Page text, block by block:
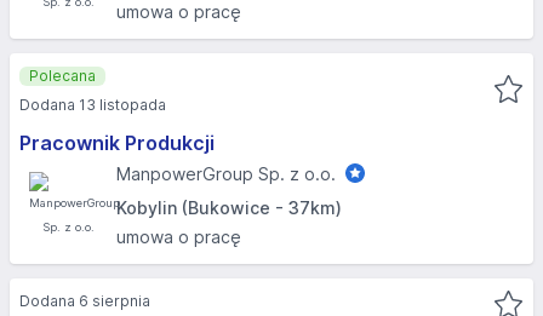
umowa o pracę
Pracownik Produkcji
ManpowerGroup Sp. z o.o.
Kobylin (Bukowice - 37km)
umowa o pracę
Polecana
Dodana 13 listopada
Dodana 6 sierpnia